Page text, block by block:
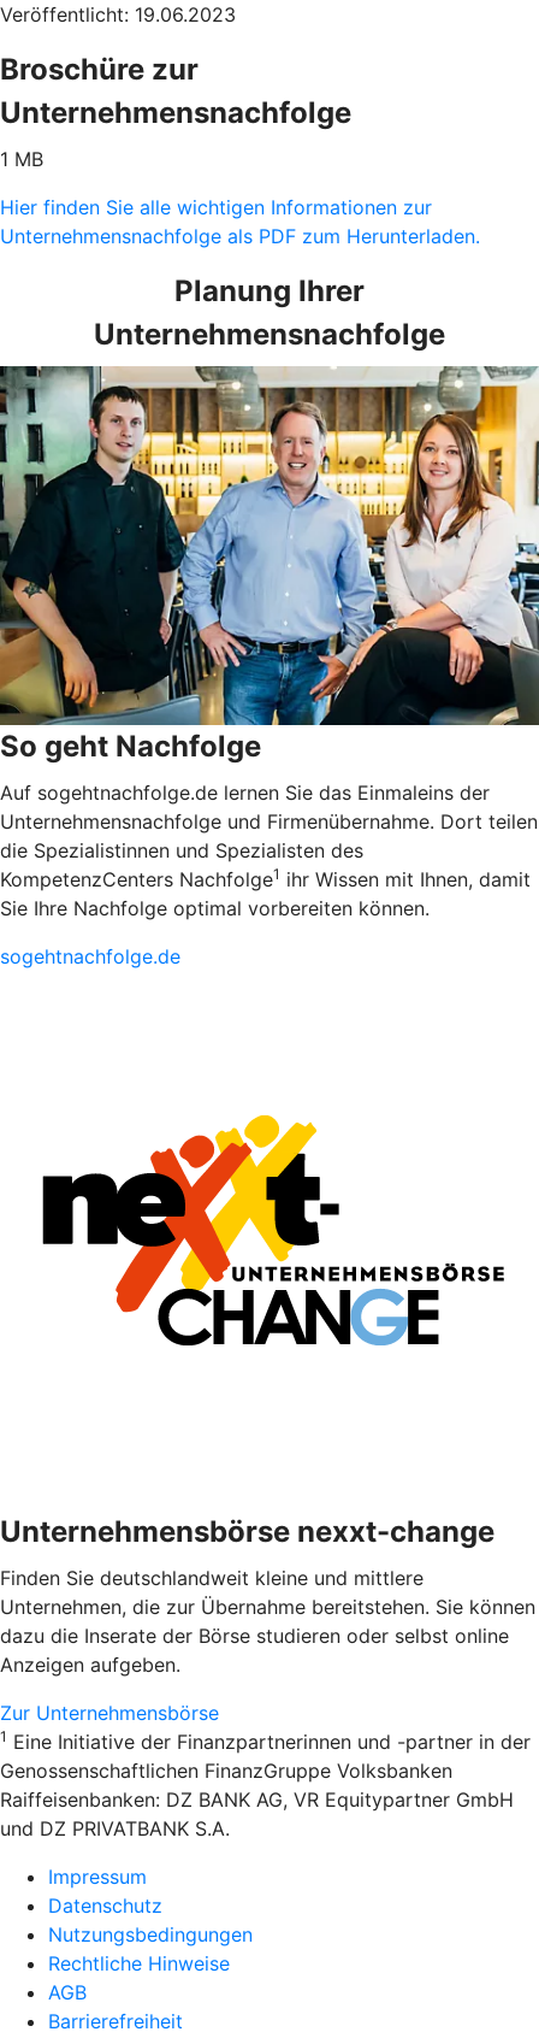
Veröffentlicht: 19.06.2023
Broschüre zur
Unternehmensnachfolge
1 MB
Hier finden Sie alle wichtigen Informationen zur
Unternehmensnachfolge als PDF zum Herunterladen.
Planung Ihrer
Unternehmensnachfolge
So geht Nachfolge
Auf sogehtnachfolge.de lernen Sie das Einmaleins der
Unternehmensnachfolge und Firmenübernahme. Dort teilen
die Spezialistinnen und Spezialisten des
KompetenzCenters Nachfolge1 ihr Wissen mit Ihnen, damit
Sie Ihre Nachfolge optimal vorbereiten können.
sogehtnachfolge.de
Unternehmensbörse nexxt-change
Finden Sie deutschlandweit kleine und mittlere
Unternehmen, die zur Übernahme bereitstehen. Sie können
dazu die Inserate der Börse studieren oder selbst online
Anzeigen aufgeben.
Zur Unternehmensbörse
1 Eine Initiative der Finanzpartnerinnen und -partner in der
Genossenschaftlichen FinanzGruppe Volksbanken
Raiffeisenbanken: DZ BANK AG, VR Equitypartner GmbH
und DZ PRIVATBANK S.A.
Impressum
Datenschutz
Nutzungsbedingungen
Rechtliche Hinweise
AGB
Barrierefreiheit